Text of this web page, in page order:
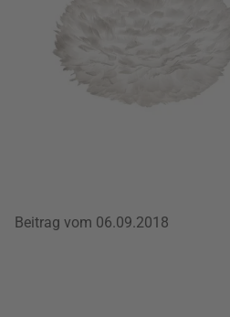
Beitrag vom 06.09.2018